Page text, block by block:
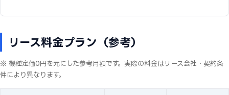
リース料金プラン（参考）
※ 機種定価0円を元にした参考月額です。実際の料金はリース会社・契約条
件により異なります。